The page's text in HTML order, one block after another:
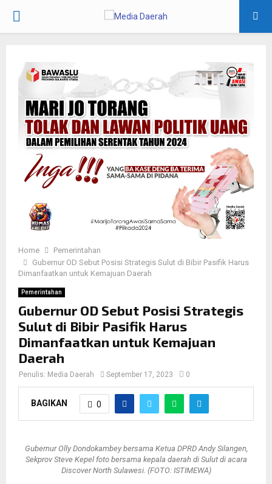
PRIMARY
Home
Pemerintahan
Gubernur OD Sebut Posisi Strategis Sulut di Bibir Pasifik Harus
Dimanfaatkan untuk Kemajuan Daerah
Pemerintahan
Gubernur OD Sebut Posisi Strategis
Sulut di Bibir Pasifik Harus
Dimanfaatkan untuk Kemajuan
Daerah
Penulis: Media Daerah September 17, 2023 0
BAGIKAN 0
Gubernur Olly Dondokambey bersama Ketua DPRD Andy Silangen,
Sekprov Steve Kepel foto bersama kepala daerah di Sulut di acara
Discover North Sulawesi. (FOTO: ISTIMEWA)